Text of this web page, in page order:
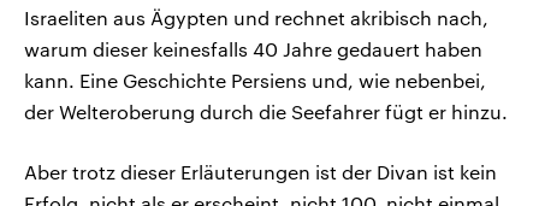
Israeliten aus Ägypten und rechnet akribisch nach,
warum dieser keinesfalls 40 Jahre gedauert haben
kann. Eine Geschichte Persiens und, wie nebenbei,
der Welteroberung durch die Seefahrer fügt er hinzu.
Aber trotz dieser Erläuterungen ist der Divan ist kein